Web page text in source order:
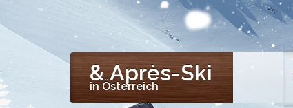
& Après-Ski
in Österreich